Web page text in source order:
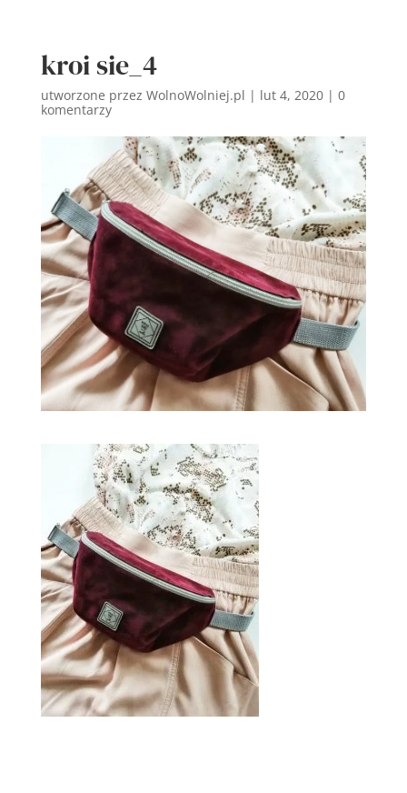
kroi sie_4
utworzone przez WolnoWolniej.pl | lut 4, 2020| 0
komentarzy